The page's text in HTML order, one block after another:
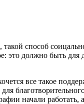
способ
это должно быть для
все такое
начали работать,